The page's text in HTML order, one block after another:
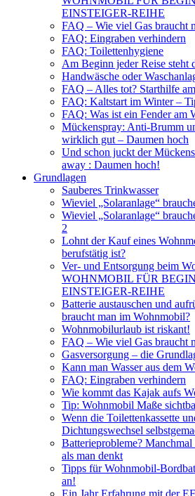
EINSTEIGER-REIHE
FAQ – Wie viel Gas braucht
FAQ: Eingraben verhindern
FAQ: Toilettenhygiene
Am Beginn jeder Reise steht
Handwäsche oder
FAQ – Alles tot? Starthilfe
FAQ: Kaltstart im Winter –
FAQ: Was ist ein Fender am
Mückenspray: Anti-Brumm
wirklich gut – Daumen hoch
Und schon juckt der
away : Daumen hoch!
Grundlagen
Sauberes Trinkwasser
Wieviel „Solaranlage“
Wieviel „Solaranlage“
2
Lohnt der Kauf eines
berufstätig ist?
Ver- und Entsorgung beim
WOHNMOBIL FÜR
EINSTEIGER-REIHE
Batterie austauschen und
braucht man im Wohnmobil?
Wohnmobilurlaub ist riskant!
FAQ – Wie viel Gas braucht
Gasversorgung – die
Kann man Wasser aus dem
FAQ: Eingraben verhindern
Wie kommt das Kajak aufs
Tip: Wohnmobil Maße
Wenn die Toilettenkassette
Dichtungswechsel
Batterieprobleme?
als man denkt
Tipps für Wohnmobil-
an!
Ein Jahr Erfahrung mit der